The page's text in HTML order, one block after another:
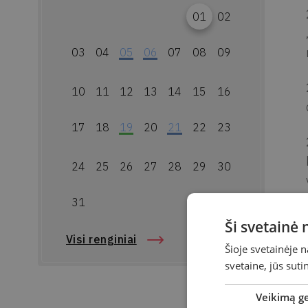
01 02
03 04 05 06 07 08 09
10 11 12 13 14 15 16
17 18 19 20 21 22 23
24 25 26 27 28 29 30
31
Visi renginiai
Ši svetainė
Šioje svetainėje
svetaine, jūs
Veikimą